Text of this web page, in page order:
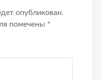
опубликован.
помечены *